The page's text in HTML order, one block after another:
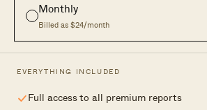
Monthly
Billed as $24/month
EVERYTHING INCLUDED
Full access to all premium reports
新楼盘
公寓目录
与我们合作
联系我们
广告合作